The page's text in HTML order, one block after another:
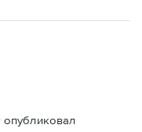
опубликовал